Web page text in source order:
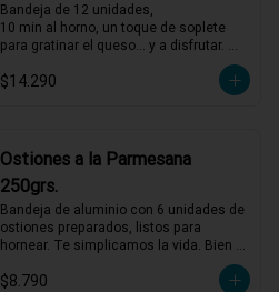
Bandeja de 12 unidades,
10 min al horno, un toque de soplete
para gratinar el queso… y a disfrutar.
$14.290
Ostiones a la Parmesana
250grs.
Bandeja de aluminio con 6 unidades de
ostiones preparados, listos para
hornear. Te simplicamos la vida. Bien
minutos y servir.
$8.790